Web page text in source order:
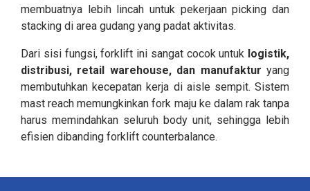
membuatnya lebih lincah untuk pekerjaan picking dan
stacking di area gudang yang padat aktivitas.
Dari sisi fungsi, forklift ini sangat cocok untuk logistik,
distribusi, retail warehouse, dan manufaktur yang
membutuhkan kecepatan kerja di aisle sempit. Sistem
mast reach memungkinkan fork maju ke dalam rak tanpa
harus memindahkan seluruh body unit, sehingga lebih
efisien dibanding forklift counterbalance.